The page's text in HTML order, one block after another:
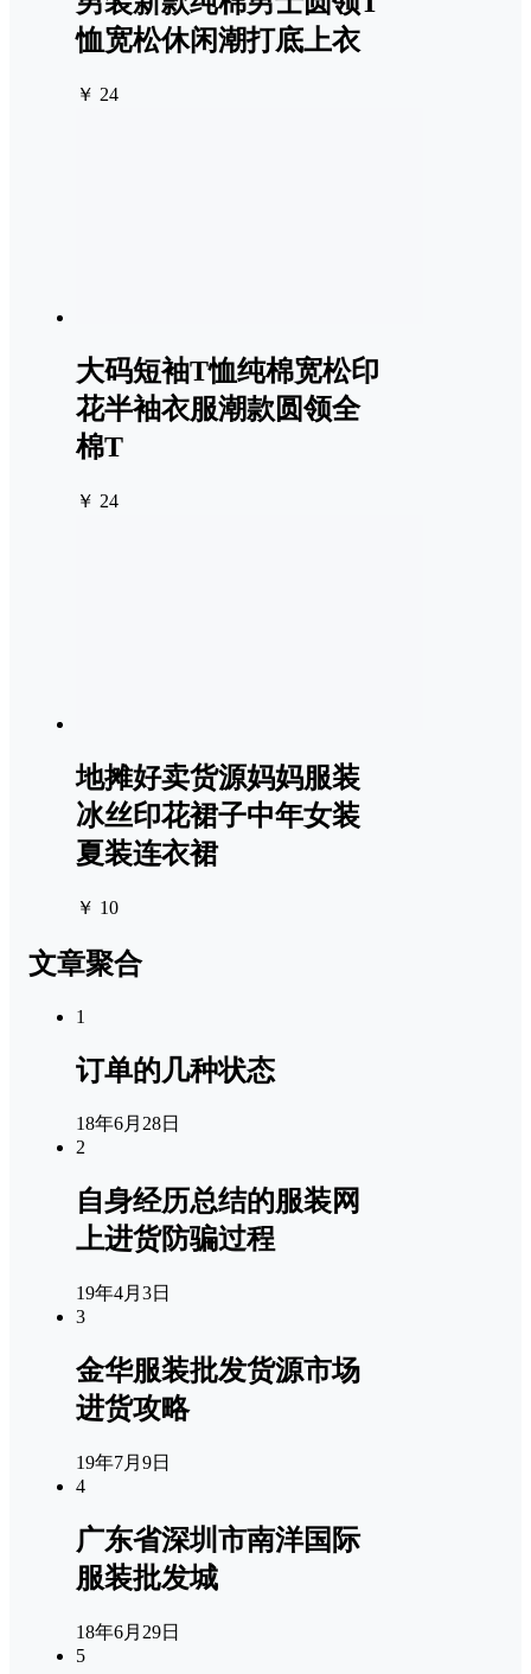
恤宽松休闲潮打底上衣
￥ 24
大码短袖T恤纯棉宽松印
花半袖衣服潮款圆领全
棉T
￥ 24
地摊好卖货源妈妈服装
冰丝印花裙子中年女装
夏装连衣裙
￥ 10
文章聚合
1
订单的几种状态
18年6月28日
2
自身经历总结的服装网
上进货防骗过程
19年4月3日
3
金华服装批发货源市场
进货攻略
19年7月9日
4
广东省深圳市南洋国际
服装批发城
18年6月29日
5